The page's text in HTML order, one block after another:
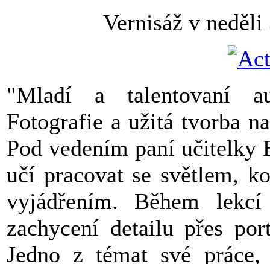
Vernisáž v
"Mladí a talentovaní
Fotografie a užitá tvorba
Pod vedením paní učitelky
učí pracovat se světlem,
vyjádřením. Během
zachycení detailu přes
Jedno z témat své